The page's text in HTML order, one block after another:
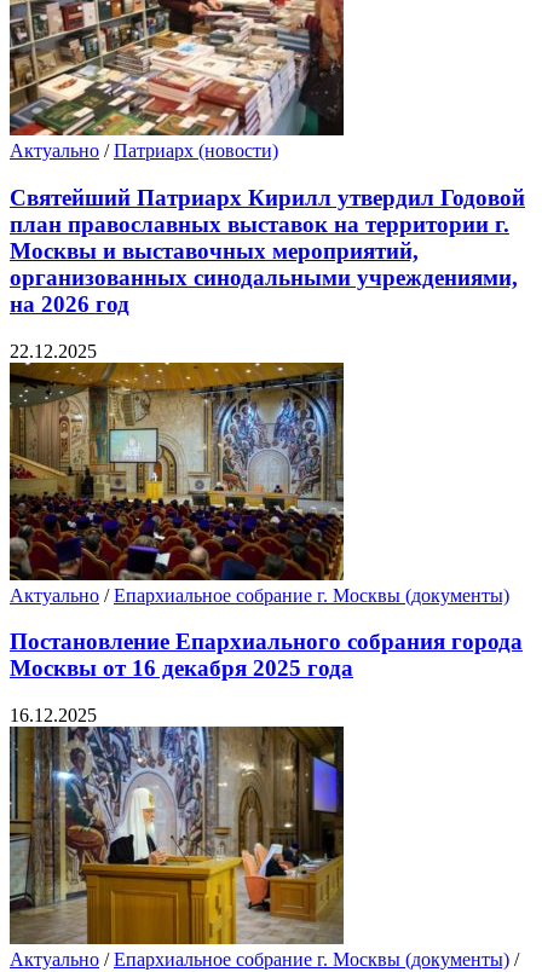
Актуально /Патриарх (новости)
Святейший Патриарх Кирилл утвердил Годовой
план православных выставок на территории г.
Москвы и выставочных мероприятий,
организованных синодальными учреждениями,
на 2026 год
22.12.2025
Актуально /Епархиальное собрание г. Москвы (документы)
Постановление Епархиального собрания города
Москвы от 16 декабря 2025 года
16.12.2025
Актуально /Епархиальное собрание г. Москвы (документы) /